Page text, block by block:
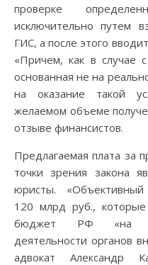
проверке
исключительно путем
ГИС, а после этого
«Причем, как в случае
основанная не на
на оказание такой
желаемом объеме
отзыве финансистов.
Предлагаемая плата за
точки зрения закона
юристы.
120 млрд руб.,
бюджет РФ «на
деятельности органов
адвокат Александр